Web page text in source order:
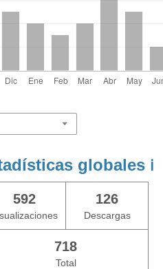
globales ℹ️
592 126
Descargas
718
Total